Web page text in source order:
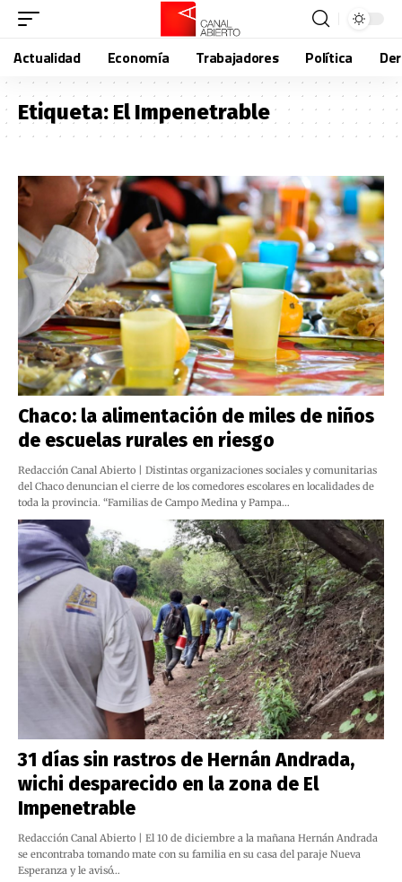
Actualidad Economía Trabajadores Política
Etiqueta:El Impenetrable
Chaco: la alimentación de miles de niños
de escuelas rurales en riesgo
Redacción Canal Abierto | Distintas organizaciones sociales y comunitarias
del Chaco denuncian el cierre de los comedores escolares en localidades de
toda la provincia. “Familias de Campo Medina y Pampa…
31 días sin rastros de Hernán Andrada,
wichi desparecido en la zona de El
Impenetrable
Redacción Canal Abierto | El 10 de diciembre a la mañana Hernán Andrada
se encontraba tomando mate con su familia en su casa del paraje Nueva
Esperanza y le avisó…